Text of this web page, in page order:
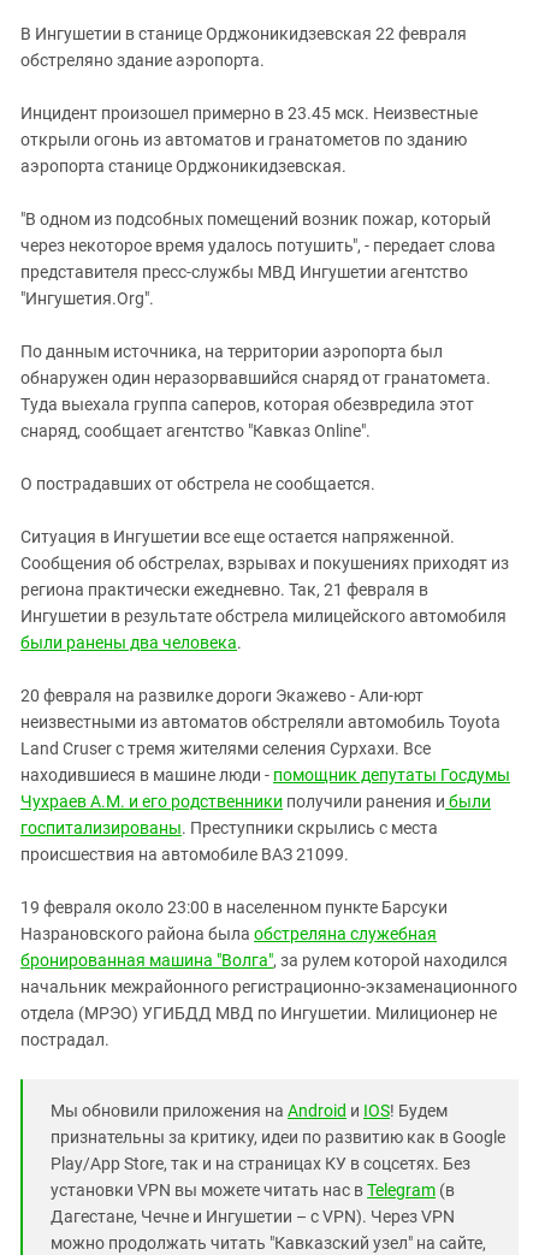
КАВКАЗ ЗА ПАЛЕСТИНУ
ИНАКОМЫСЛИЕ В ЧЕЧНЕ
МОБИЛИЗАЦИЯ И ПРОТЕСТЫ
Ингушетия
Калмыкия
Карачаево-Черкесия
Нагорный Карабах
Российская Федерация
Северная Осетия - Алания
СКФО
Ставропольский край
Южный Кавказ
В Ингушетии в станице Орджоникидзевская 22 февраля
обстреляно здание аэропорта.
Инцидент произошел примерно в 23.45 мск. Неизвестные
открыли огонь из автоматов и гранатометов по зданию
аэропорта станице Орджоникидзевская.
"В одном из подсобных помещений возник пожар, который
через некоторое время удалось потушить", - передает слова
представителя пресс-службы МВД Ингушетии агентство
"Ингушетия.Org".
По данным источника, на территории аэропорта был
обнаружен один неразорвавшийся снаряд от гранатомета.
Туда выехала группа саперов, которая обезвредила этот
снаряд, сообщает агентство "Кавказ Online".
О пострадавших от обстрела не сообщается.
Ситуация в Ингушетии все еще остается напряженной.
Сообщения об обстрелах, взрывах и покушениях приходят из
региона практически ежедневно. Так, 21 февраля в
Ингушетии в результате обстрела милицейского автомобиля
были ранены два человека.
20 февраля на развилке дороги Экажево - Али-юрт
неизвестными из автоматов обстреляли автомобиль Toyota
Land Cruser с тремя жителями селения Сурхахи. Все
находившиеся в машине люди - помощник депутаты Госдумы
Чухраев А.М. и его родственники получили ранения и были
госпитализированы. Преступники скрылись с места
происшествия на автомобиле ВАЗ 21099.
19 февраля около 23:00 в населенном пункте Барсуки
Назрановского района была обстреляна служебная
бронированная машина "Волга", за рулем которой находился
начальник межрайонного регистрационно-экзаменационного
отдела (МРЭО) УГИБДД МВД по Ингушетии. Милиционер не
пострадал.
Мы обновили приложения на Android и IOS! Будем
признательны за критику, идеи по развитию как в Google
Play/App Store, так и на страницах КУ в соцсетях. Без
установки VPN вы можете читать нас вTelegram (в
Дагестане, Чечне и Ингушетии – с VPN). Через VPN
можно продолжать читать "Кавказский узел" на сайте,